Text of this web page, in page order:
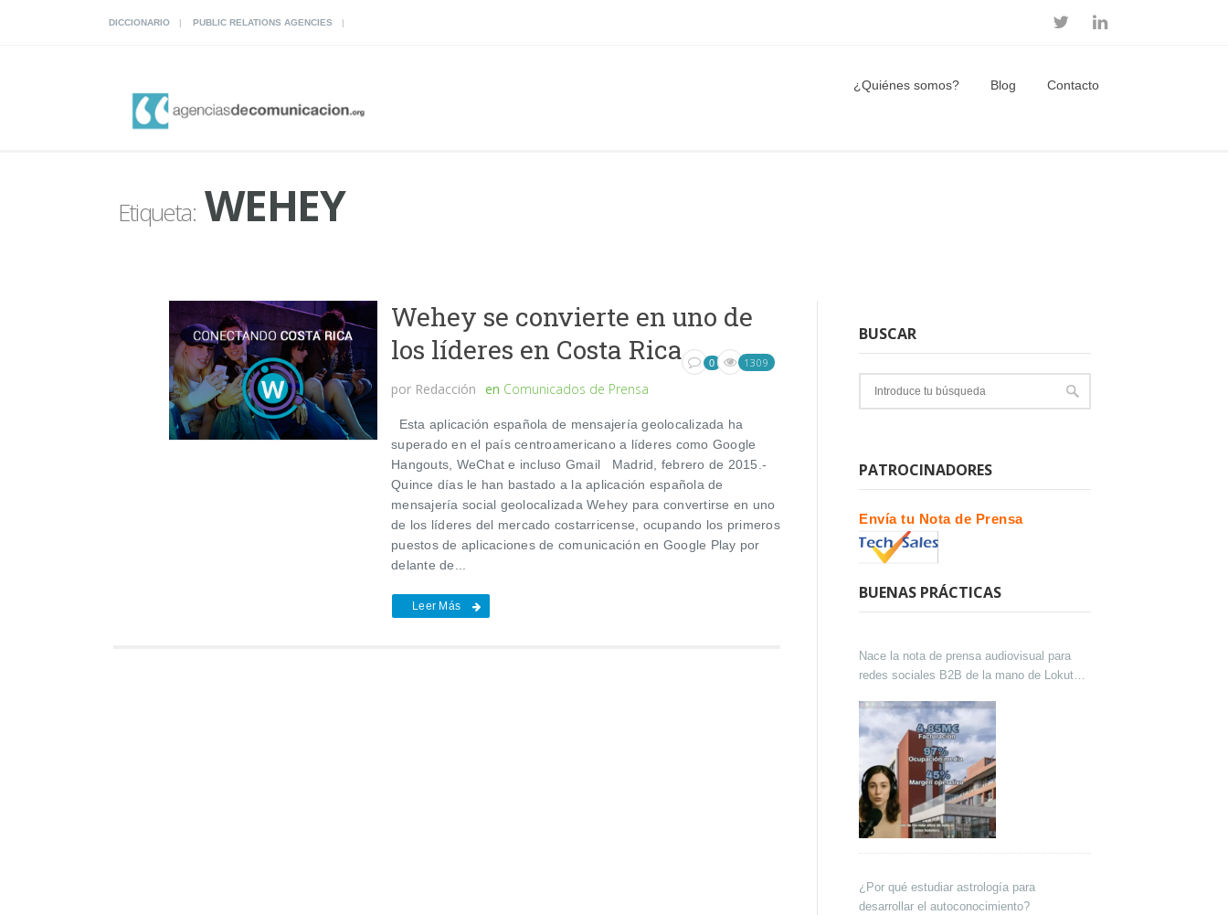
DICCIONARIO PUBLIC RELATIONS AGENCIES
¿Quiénes somos? Blog Contacto
Etiqueta:WEHEY
Wehey se convierte en uno de
los líderes en Costa Rica
por Redacción en Comunicados de Prensa
0 1309
Esta aplicación española de mensajería geolocalizada ha
superado en el país centroamericano a líderes como Google
Hangouts, WeChat e incluso Gmail Madrid, febrero de 2015.-
Quince días le han bastado a la aplicación española de
mensajería social geolocalizada Wehey para convertirse en uno
de los líderes del mercado costarricense, ocupando los primeros
puestos de aplicaciones de comunicación en Google Play por
delante de...
Leer Más
BUSCAR
PATROCINADORES
Envía tu Nota de Prensa
BUENAS PRÁCTICAS
Nace la nota de prensa audiovisual para
redes sociales B2B de la mano de Lokutor
¿Por qué estudiar astrología para
desarrollar el autoconocimiento?